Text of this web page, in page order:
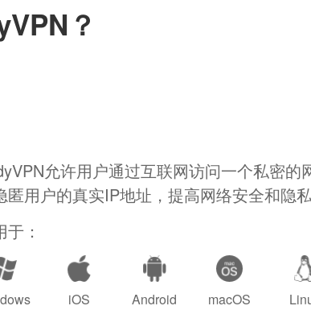
？
允许用户通过互联网访问一个私密的
匿用户的真实IP地址，提高网络安全和隐私
：
iOS Android macOS